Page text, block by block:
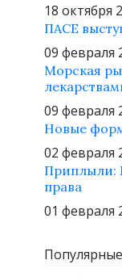
18 октября
ПАСЕ
09 февраля
Морская
09 февраля
Новые
02 февраля
Приплыли:
права
01 февраля